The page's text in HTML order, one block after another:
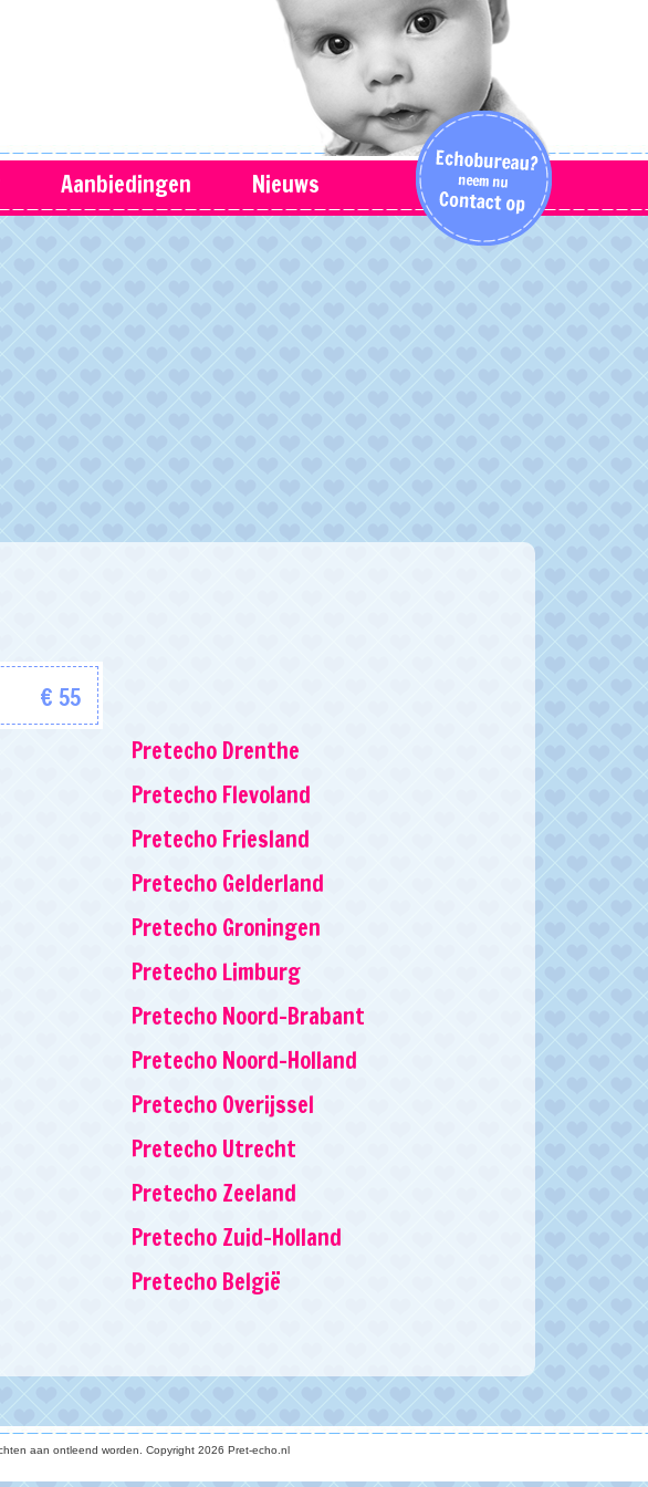
Aanbiedingen Nieuws
€ 55
Pretecho Drenthe
Pretecho Flevoland
Pretecho Friesland
Pretecho Gelderland
Pretecho Groningen
Pretecho Limburg
Pretecho Noord-Brabant
Pretecho Noord-Holland
Pretecho Overijssel
Pretecho Utrecht
Pretecho Zeeland
Pretecho Zuid-Holland
Pretecho België
aan ontleend worden. Copyright 2026 Pret-echo.nl